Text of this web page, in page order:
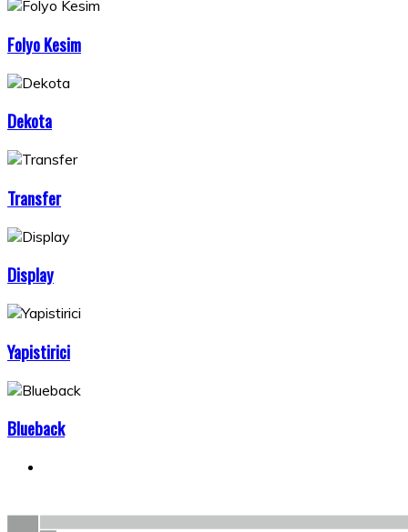
Folyo Kesim
Dekota
Transfer
Display
Yapistirici
Blueback